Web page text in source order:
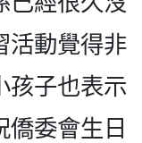
活動覺得非
孩子也表示
委會生日